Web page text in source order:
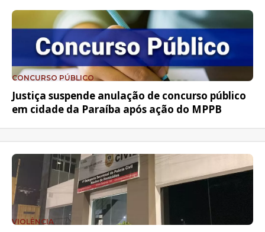
CONCURSO PÚBLICO
Justiça suspende anulação de concurso público
em cidade da Paraíba após ação do MPPB
VIOLÊNCIA